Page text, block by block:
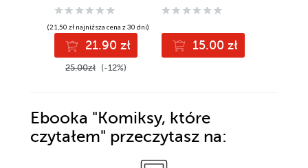
(21,50 zł najniższa cena z 30 dni)
21.90 zł
25.00zł (-12%)
15.00 zł
Ebooka "Komiksy, które
czytałem" przeczytasz na: